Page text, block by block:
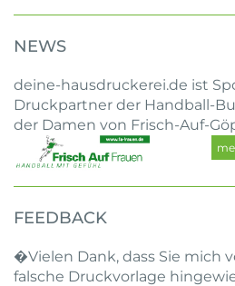
NEWS
deine-hausdruckerei.de ist
Druckpartner der Handball-
der Damen von Frisch-Auf-
FEEDBACK
�Vielen Dank, dass Sie mich
falsche Druckvorlage